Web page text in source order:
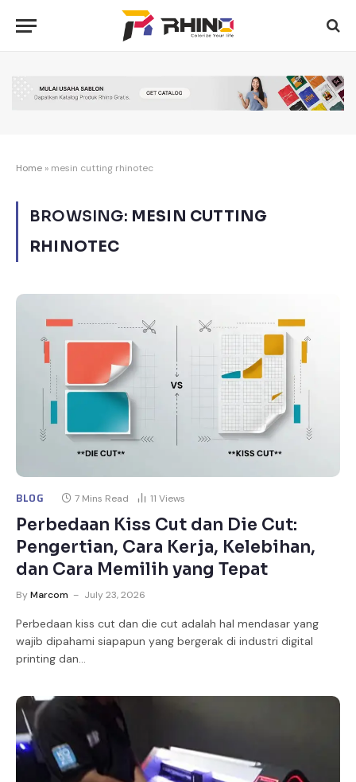
Home » mesin cutting rhinotec
BROWSING: MESIN CUTTING
RHINOTEC
BLOG 7 Mins Read 11 Views
Perbedaan Kiss Cut dan Die Cut:
Pengertian, Cara Kerja, Kelebihan,
dan Cara Memilih yang Tepat
ByMarcom July 23, 2026
Perbedaan kiss cut dan die cut adalah hal mendasar yang
wajib dipahami siapapun yang bergerak di industri digital
printing dan…